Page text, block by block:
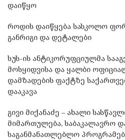
დაიწყო
როდის დაიწყება სასკოლო
განრიგი და დეტალები
სუს-ის ანტიკორუფციულმა
მოსყიდვისა და ყალბი
დამზადების ფაქტზე
დააკავა
გივი მიქანაძე – ახალი
მიმართულება, საბაკალავრო
საგანმანათლებლო